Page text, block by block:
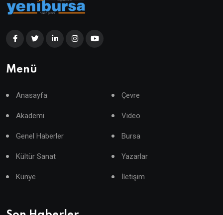
Menü
Anasayfa Çevre
Akademi Video
Genel Haberler Bursa
Kültür Sanat Yazarlar
Künye İletişim